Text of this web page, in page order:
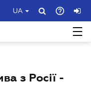
UA
з Росії -